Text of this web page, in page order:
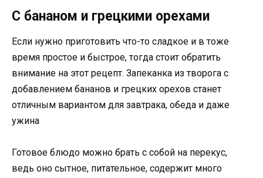
С бананом и грецкими орехами
Если нужно приготовить что-то сладкое и в тоже
время простое и быстрое, тогда стоит обратить
внимание на этот рецепт. Запеканка из творога с
добавлением бананов и грецких орехов станет
отличным вариантом для завтрака, обеда и даже
ужина
Готовое блюдо можно брать с собой на перекус,
ведь оно сытное, питательное, содержит много